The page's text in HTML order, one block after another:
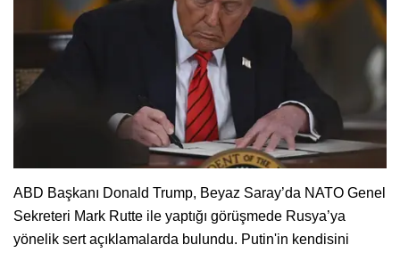
ABD Başkanı Donald Trump, Beyaz Saray’da NATO Genel
Sekreteri Mark Rutte ile yaptığı görüşmede Rusya’ya
yönelik sert açıklamalarda bulundu. Putin'in kendisini